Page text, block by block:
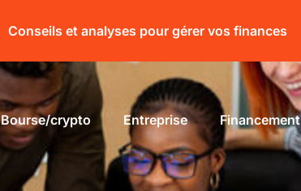
Conseils et analyses pour gérer vos finances
Bourse/crypto Entreprise Financement